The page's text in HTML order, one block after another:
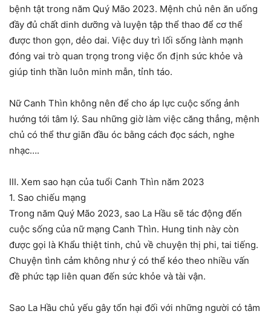
bệnh tật trong năm Quý Mão 2023. Mệnh chủ nên ăn uống
đầy đủ chất dinh dưỡng và luyện tập thể thao để cơ thể
được thon gọn, dẻo dai. Việc duy trì lối sống lành mạnh
đóng vai trò quan trọng trong việc ổn định sức khỏe và
giúp tinh thần luôn minh mẫn, tỉnh táo.
Nữ Canh Thìn không nên để cho áp lực cuộc sống ảnh
hướng tới tâm lý. Sau những giờ làm việc căng thẳng, mệnh
chủ có thể thư giãn đầu óc bằng cách đọc sách, nghe
nhạc….
III. Xem sao hạn của tuổi Canh Thìn năm 2023
1. Sao chiếu mạng
Trong năm Quý Mão 2023, sao La Hầu sẽ tác động đến
cuộc sống của nữ mạng Canh Thìn. Hung tinh này còn
được gọi là Khẩu thiệt tinh, chủ về chuyện thị phi, tai tiếng.
Chuyện tình cảm không như ý có thể kéo theo nhiều vấn
đề phức tạp liên quan đến sức khỏe và tài vận.
Sao La Hầu chủ yếu gây tổn hại đối với những người có tâm